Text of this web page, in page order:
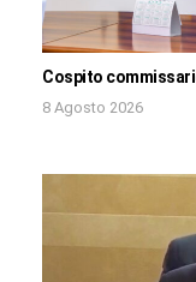
Cospito
8 Agosto 2026